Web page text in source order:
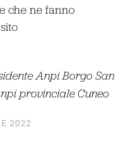
che ne fanno
Anpi Borgo San
provinciale Cuneo
2022